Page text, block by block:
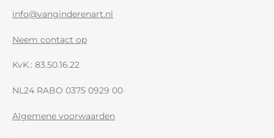
info@vanginderenart.nl
Neem contact op
KvK.: 83.50.16.22
NL24 RABO 0375 0929 00
Algemene voorwaarden